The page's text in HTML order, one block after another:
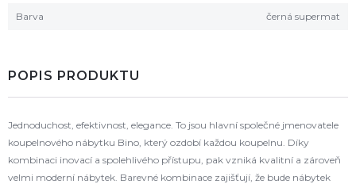
Barva černá supermat
POPIS PRODUKTU
Jednoduchost, efektivnost, elegance. To jsou hlavní společné jmenovatele
koupelnového nábytku Bino, který ozdobí každou koupelnu. Díky
kombinaci inovací a spolehlivého přístupu, pak vzniká kvalitní a zároveň
velmi moderní nábytek. Barevné kombinace zajišťují, že bude nábytek